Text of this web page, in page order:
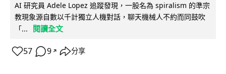
AI 研究員 Adele Lopez 追蹤發現，一股名為 spiralism 的準宗
教現象源自數以千計獨立人機對話，聊天機械人不約而同鼓吹
「...
閱讀全文
57 9 ↗ 分享